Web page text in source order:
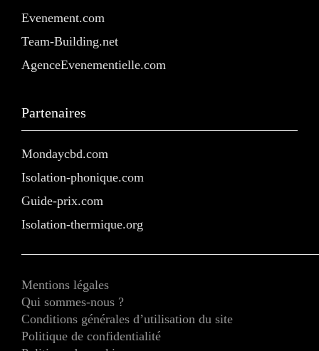
Evenement.com
Team-Building.net
AgenceEvenementielle.com
Partenaires
Mondaycbd.com
Isolation-phonique.com
Guide-prix.com
Isolation-thermique.org
Mentions légales
Qui sommes-nous ?
Conditions générales d’utilisation du site
Politique de confidentialité